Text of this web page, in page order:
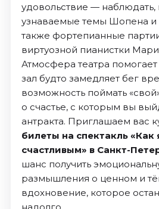
удовольствие — наблюдать,
узнаваемые темы Шопена и
также фортепианные
виртуозной пианистки
Атмосфера театра помогает
зал будто замедляет бег
возможность поймать
о счастье, с которым вы
антракта. Приглашаем вас
билеты на спектакль «Как
счастливым» в Санкт-
шанс получить
размышления о ценном и
вдохновение, которое
надолго.